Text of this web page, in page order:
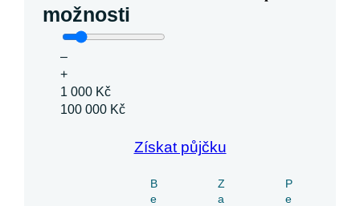
možnosti
–
+
1 000 Kč
100 000 Kč
Získat půjčku
B
e
Z
a
P
e